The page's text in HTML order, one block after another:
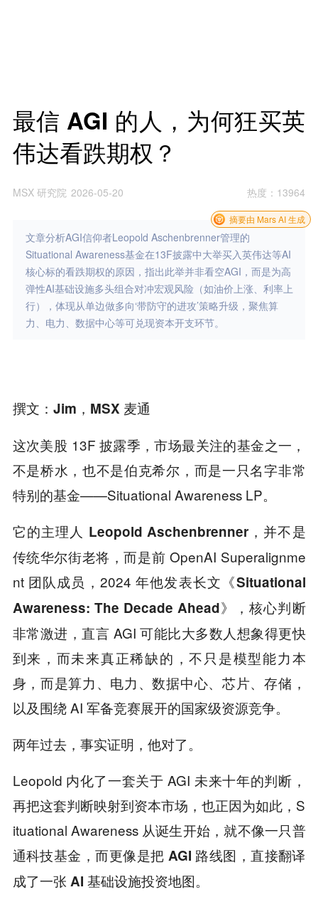
最信 AGI 的人，为何狂买英
伟达看跌期权？
MSX 研究院 2026-05-20 热度 ： 13964
文章分析AGI信仰者Leopold Aschenbrenner管理的
Situational Awareness基金在13F披露中大举买入英伟达等AI
核心标的看跌期权的原因，指出此举并非看空AGI，而是为高
弹性AI基础设施多头组合对冲宏观风险（如油价上涨、利率上
行），体现从单边做多向‘带防守的进攻’策略升级，聚焦算
力、电力、数据中心等可兑现资本开支环节。
摘要由 Mars AI 生成
撰文：Jim，MSX 麦通
这次美股 13F 披露季，市场最关注的基金之一，
不是桥水，也不是伯克希尔，而是一只名字非常
特别的基金——Situational Awareness LP。
它的主理人 Leopold Aschenbrenner，并不是
传统华尔街老将，而是前 OpenAI Superalignme
nt 团队成员，2024 年他发表长文《Situational
Awareness: The Decade Ahead》，核心判断
非常激进，直言 AGI 可能比大多数人想象得更快
到来，而未来真正稀缺的，不只是模型能力本
身，而是算力、电力、数据中心、芯片、存储，
以及围绕 AI 军备竞赛展开的国家级资源竞争。
两年过去，事实证明，他对了。
Leopold 内化了一套关于 AGI 未来十年的判断，
再把这套判断映射到资本市场，也正因为如此，S
ituational Awareness 从诞生开始，就不像一只普
通科技基金，而更像是把 AGI 路线图，直接翻译
成了一张 AI 基础设施投资地图。